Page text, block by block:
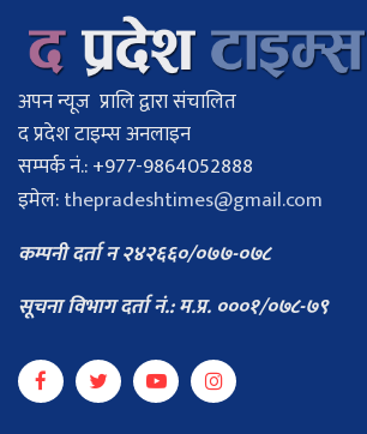
अपन न्यूज प्रालि द्वारा संचालित
द प्रदेश टाइम्स अनलाइन
सम्पर्क नं.: +977-9864052888
इमेल:thepradeshtimes@gmail.com
कम्पनी दर्ता न २४२६६०/०७७-०७८
सूचना विभाग दर्ता नं.: म.प्र. ०००१/०७८-७९